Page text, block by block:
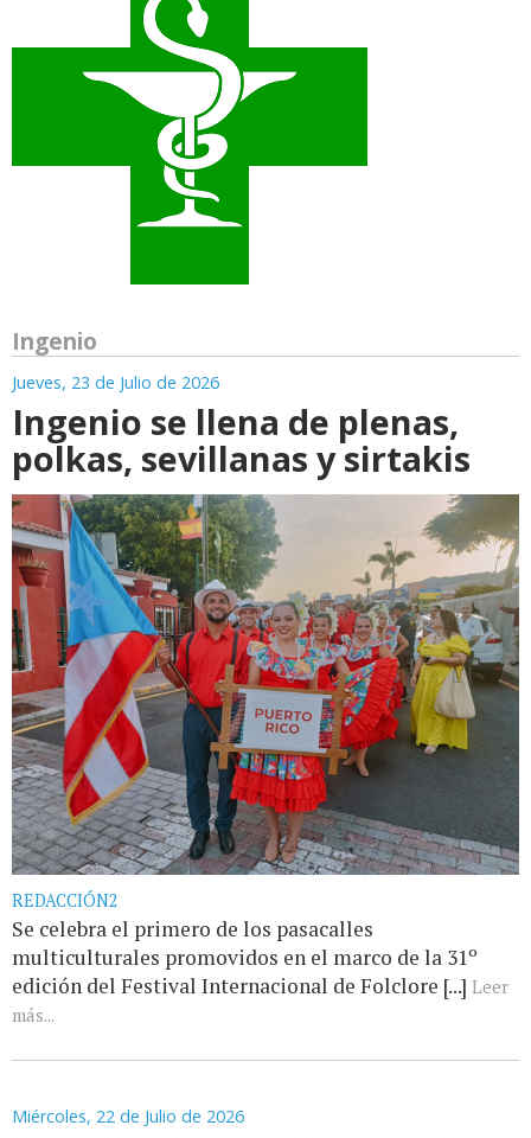
Ingenio
Jueves, 23 de Julio de 2026
Ingenio se llena de plenas,
polkas, sevillanas y sirtakis
REDACCIÓN2
Se celebra el primero de los pasacalles
multiculturales promovidos en el marco de la 31º
edición del Festival Internacional de Folclore [...] Leer
más...
Miércoles, 22 de Julio de 2026